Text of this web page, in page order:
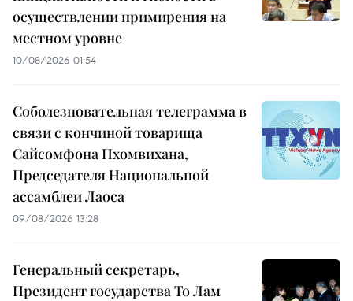
осуществлении примирения на
местном уровне
10/08/2026 01:54
Соболезновательная телеграмма в
связи с кончиной товарища
Сайсомфона Пхомвихана,
Председателя Национальной
ассамблеи Лаоса
09/08/2026 13:28
Генеральный секретарь,
Президент государства То Лам